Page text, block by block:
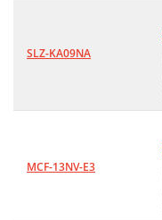
SLZ-KA09NA
MCF-13NV-E3